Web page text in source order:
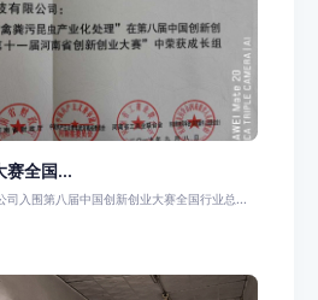
赛全国...
司入围第八届中国创新创业大赛全国行业总...